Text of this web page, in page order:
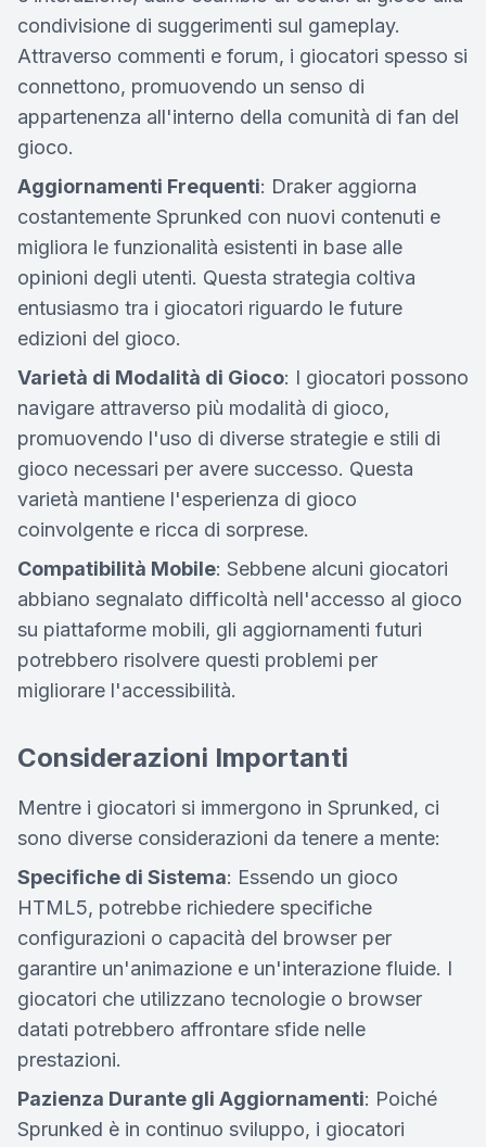
condivisione di suggerimenti sul gameplay.
Attraverso commenti e forum, i giocatori spesso si
connettono, promuovendo un senso di
appartenenza all'interno della comunità di fan del
gioco.
Aggiornamenti Frequenti: Draker aggiorna
costantemente Sprunked con nuovi contenuti e
migliora le funzionalità esistenti in base alle
opinioni degli utenti. Questa strategia coltiva
entusiasmo tra i giocatori riguardo le future
edizioni del gioco.
Varietà di Modalità di Gioco: I giocatori possono
navigare attraverso più modalità di gioco,
promuovendo l'uso di diverse strategie e stili di
gioco necessari per avere successo. Questa
varietà mantiene l'esperienza di gioco
coinvolgente e ricca di sorprese.
Compatibilità Mobile: Sebbene alcuni giocatori
abbiano segnalato difficoltà nell'accesso al gioco
su piattaforme mobili, gli aggiornamenti futuri
potrebbero risolvere questi problemi per
migliorare l'accessibilità.
Considerazioni Importanti
Mentre i giocatori si immergono in Sprunked, ci
sono diverse considerazioni da tenere a mente:
Specifiche di Sistema: Essendo un gioco
HTML5, potrebbe richiedere specifiche
configurazioni o capacità del browser per
garantire un'animazione e un'interazione fluide. I
giocatori che utilizzano tecnologie o browser
datati potrebbero affrontare sfide nelle
prestazioni.
Pazienza Durante gli Aggiornamenti: Poiché
Sprunked è in continuo sviluppo, i giocatori